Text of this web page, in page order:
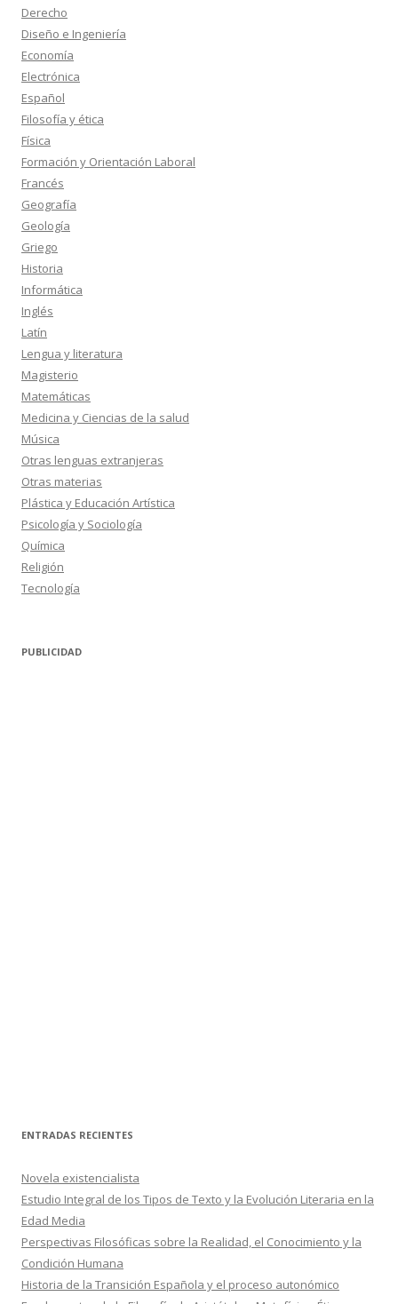
Derecho
Diseño e Ingeniería
Economía
Electrónica
Español
Filosofía y ética
Física
Formación y Orientación Laboral
Francés
Geografía
Geología
Griego
Historia
Informática
Inglés
Latín
Lengua y literatura
Magisterio
Matemáticas
Medicina y Ciencias de la salud
Música
Otras lenguas extranjeras
Otras materias
Plástica y Educación Artística
Psicología y Sociología
Química
Religión
Tecnología
PUBLICIDAD
ENTRADAS RECIENTES
Novela existencialista
Estudio Integral de los Tipos de Texto y la Evolución Literaria en la
Edad Media
Perspectivas Filosóficas sobre la Realidad, el Conocimiento y la
Condición Humana
Historia de la Transición Española y el proceso autonómico